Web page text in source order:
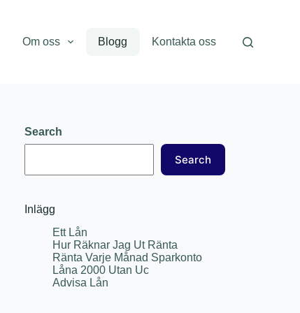
Om oss Blogg Kontakta oss
Search
Search
Inlägg
Ett Lån
Hur Räknar Jag Ut Ränta
Ränta Varje Månad Sparkonto
Låna 2000 Utan Uc
Advisa Lån